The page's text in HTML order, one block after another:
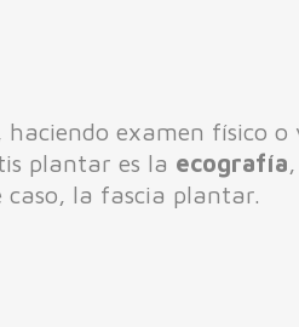
examen físico
plantar es la ecografía
la fascia plantar.